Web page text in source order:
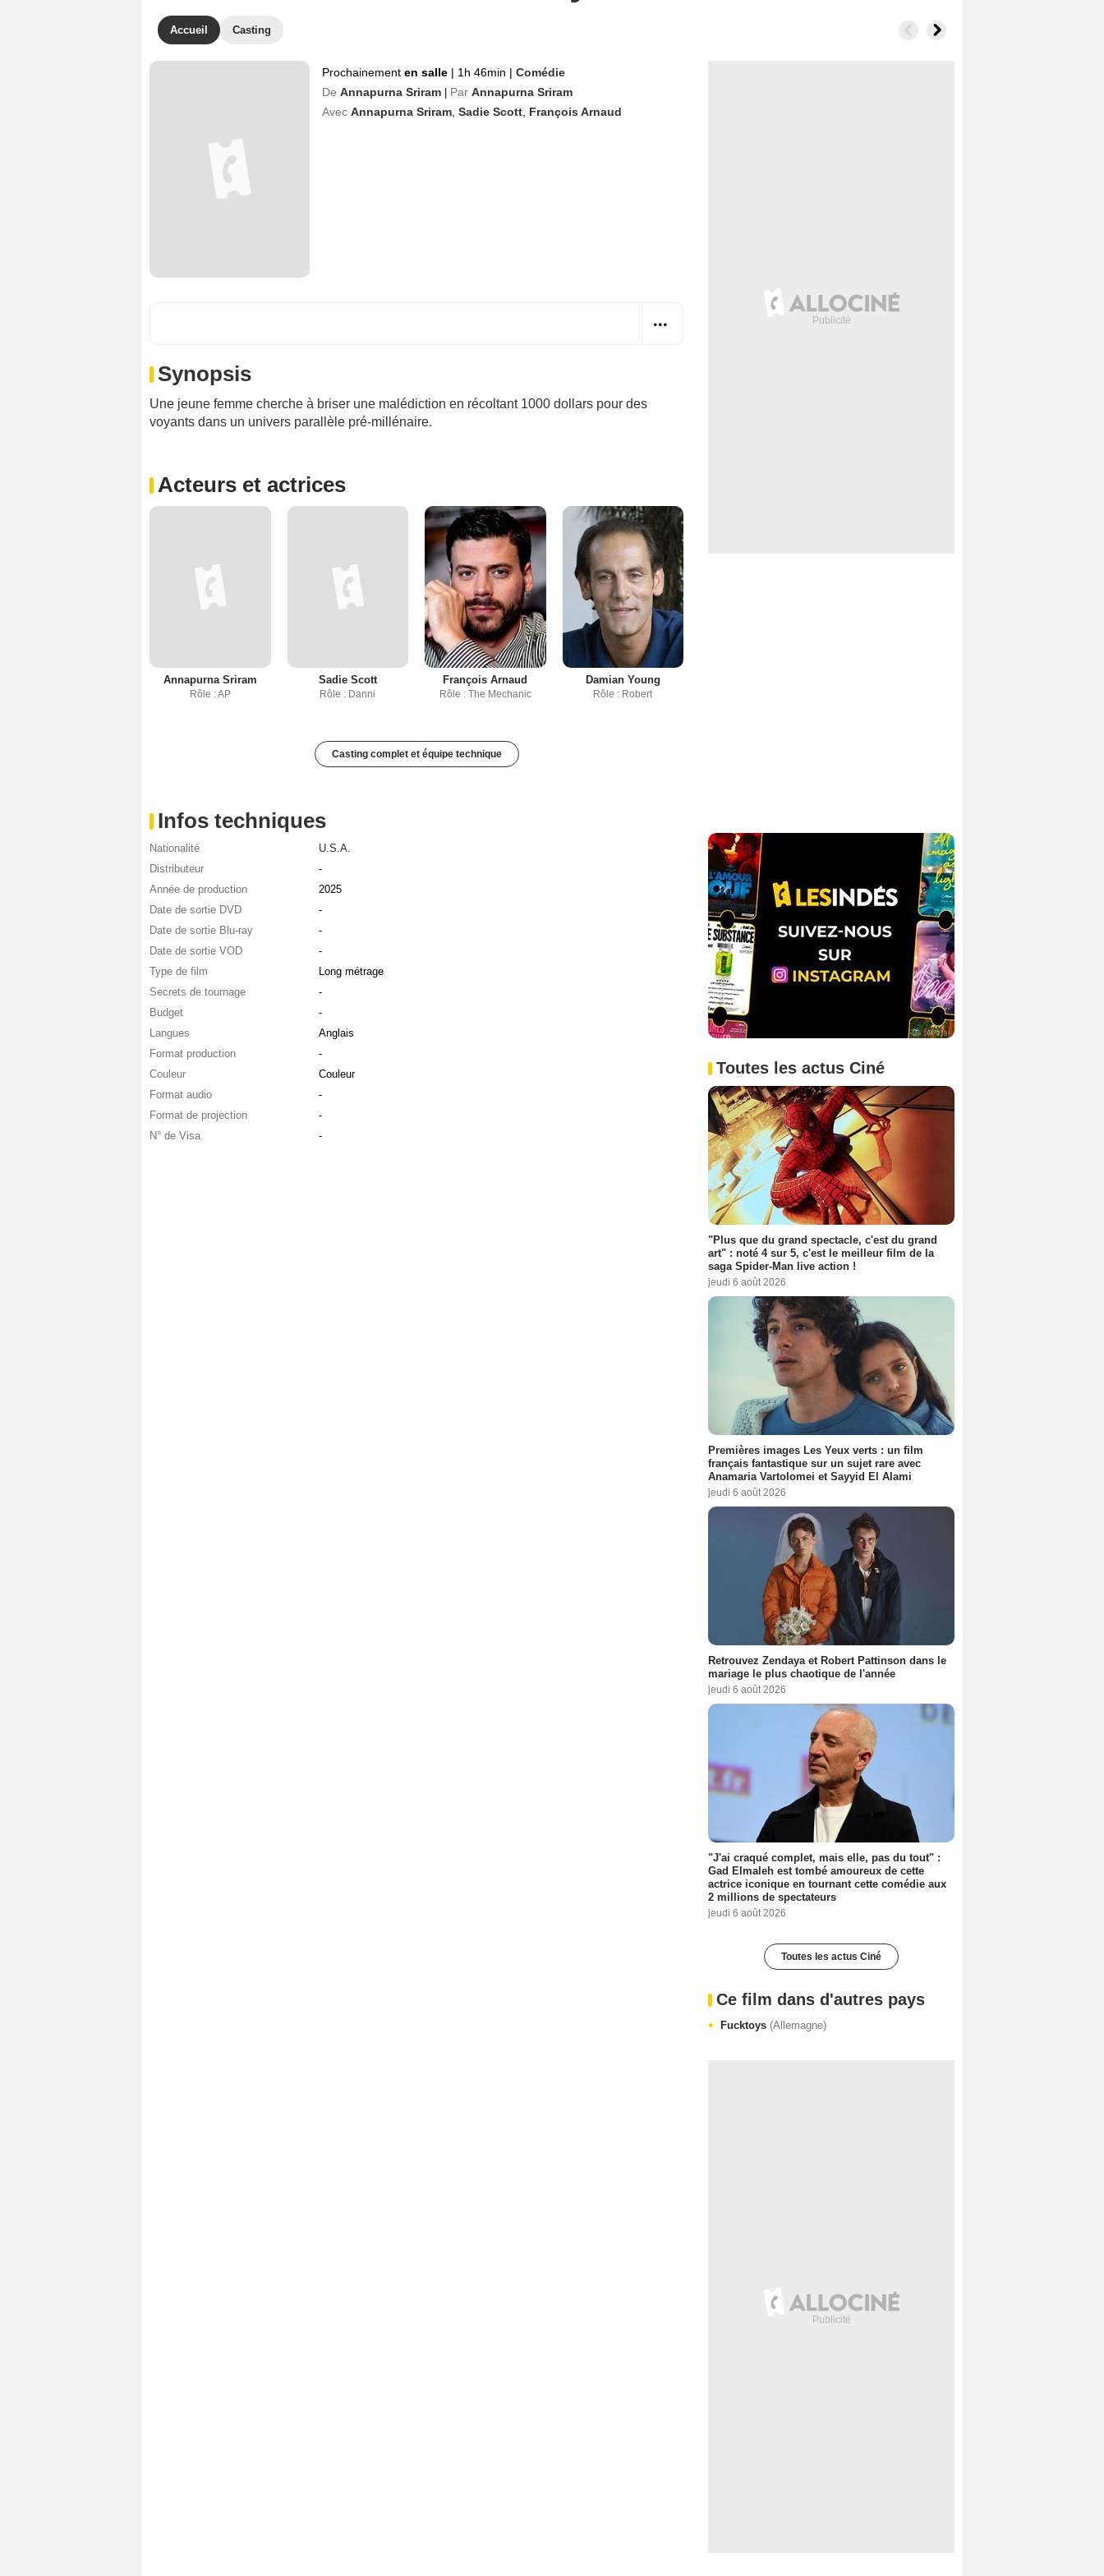
Accueil Casting
Prochainement en salle | 1h 46min | Comédie
De Annapurna Sriram Par Annapurna Sriram
Avec Annapurna Sriram Sadie Scott François Arnaud
Synopsis
Une jeune femme cherche à briser une malédiction en récoltant 1000 dollars pour des
voyants dans un univers parallèle pré-millénaire.
Acteurs et actrices
Annapurna Sriram
Rôle : AP
Sadie Scott
Rôle : Danni
François Arnaud
Rôle : The Mechanic
Damian Young
Rôle : Robert
Casting complet et équipe technique
Infos techniques
Nationalité
U.S.A.
Distributeur
-
Année de production
2025
Date de sortie DVD
-
Date de sortie Blu-ray
-
Date de sortie VOD
-
Type de film
Long métrage
Secrets de tournage
-
Budget
-
Langues
Anglais
Format production
-
Couleur
Couleur
Format audio
-
Format de projection
-
N° de Visa
-
Toutes les actus Ciné
"Plus que du grand spectacle, c'est du grand
art" : noté 4 sur 5, c'est le meilleur film de la
saga Spider-Man live action !
jeudi 6 août 2026
Premières images Les Yeux verts : un film
français fantastique sur un sujet rare avec
Anamaria Vartolomei et Sayyid El Alami
jeudi 6 août 2026
Retrouvez Zendaya et Robert Pattinson dans le
mariage le plus chaotique de l'année
jeudi 6 août 2026
"J'ai craqué complet, mais elle, pas du tout" :
Gad Elmaleh est tombé amoureux de cette
actrice iconique en tournant cette comédie aux
2 millions de spectateurs
jeudi 6 août 2026
Toutes les actus Ciné
Ce film dans d'autres pays
Fucktoys (Allemagne)